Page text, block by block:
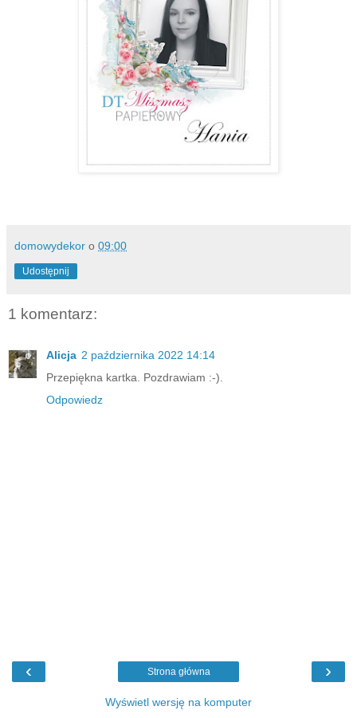
domowydekor o 09:00
Udostępnij
1 komentarz:
Alicja 2 października 2022 14:14
Przepiękna kartka. Pozdrawiam :-).
Odpowiedz
‹ ›
Strona główna
Wyświetl wersję na komputer